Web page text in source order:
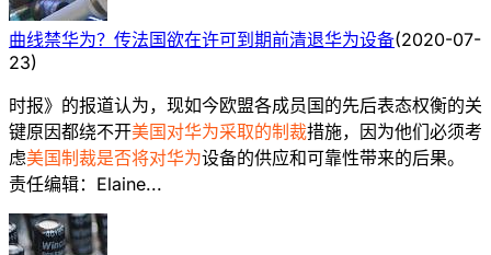
曲线禁华为？传法国欲在许可到期前清退华为设备(2020-07-
23)
时报》的报道认为，现如今欧盟各成员国的先后表态权衡的关
键原因都绕不开美国对华为采取的制裁措施，因为他们必须考
虑美国制裁是否将对华为设备的供应和可靠性带来的后果。
责任编辑：Elaine...